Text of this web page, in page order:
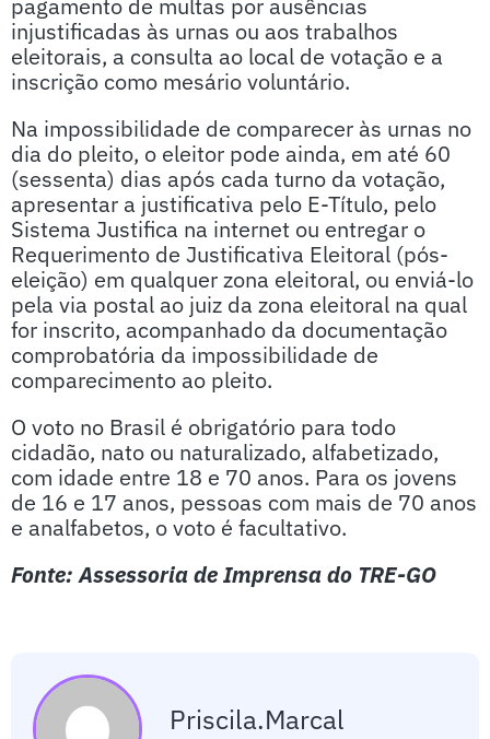
pagamento de multas por ausências
injustificadas às urnas ou aos trabalhos
eleitorais, a consulta ao local de votação e a
inscrição como mesário voluntário.
Na impossibilidade de comparecer às urnas no
dia do pleito, o eleitor pode ainda, em até 60
(sessenta) dias após cada turno da votação,
apresentar a justificativa pelo E-Título, pelo
Sistema Justifica na internet ou entregar o
Requerimento de Justificativa Eleitoral (pós-
eleição) em qualquer zona eleitoral, ou enviá-lo
pela via postal ao juiz da zona eleitoral na qual
for inscrito, acompanhado da documentação
comprobatória da impossibilidade de
comparecimento ao pleito.
O voto no Brasil é obrigatório para todo
cidadão, nato ou naturalizado, alfabetizado,
com idade entre 18 e 70 anos. Para os jovens
de 16 e 17 anos, pessoas com mais de 70 anos
e analfabetos, o voto é facultativo.
Fonte: Assessoria de Imprensa do TRE-GO
Priscila.marcal